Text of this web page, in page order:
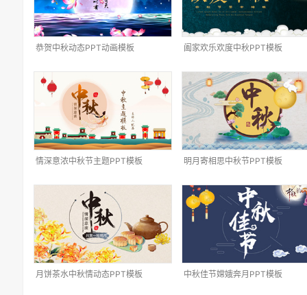
恭贺中秋动态PPT动画模板 阖家欢乐欢度中秋PPT模板
情深意浓中秋节主题PPT模板 明月寄相思中秋节PPT模板
月饼茶水中秋情动态PPT模板 中秋佳节嫦娥奔月PPT模板